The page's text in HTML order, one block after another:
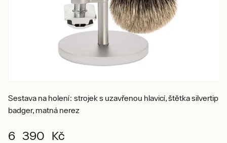
Sestava na holení: strojek s uzavřenou hlavicí, štětka silvertip
badger, matná nerez
6 390 Kč